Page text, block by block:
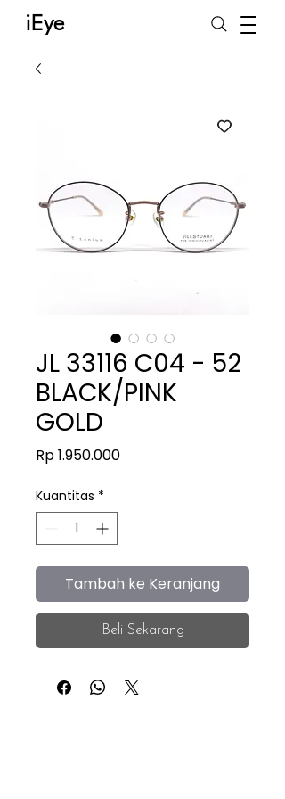
iEye
JL 33116 C04 - 52
BLACK/PINK
GOLD
Rp 1.950.000Harga
Kuantitas *
Tambah ke Keranjang
Beli Sekarang